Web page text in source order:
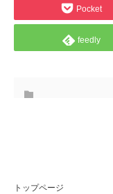
Pocket
feedly
トップページ